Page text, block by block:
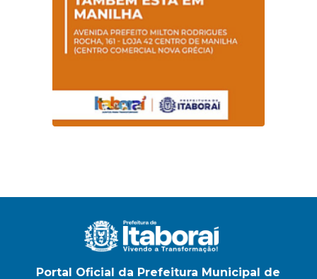
Portal Oficial da Prefeitura Municipal de